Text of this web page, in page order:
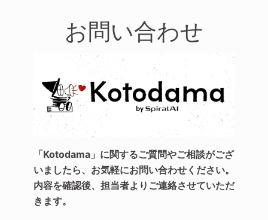
お問い合わせ
「Kotodama」に関するご質問やご相談がござ
いましたら、お気軽にお問い合わせください。
内容を確認後、担当者よりご連絡させていただ
きます。